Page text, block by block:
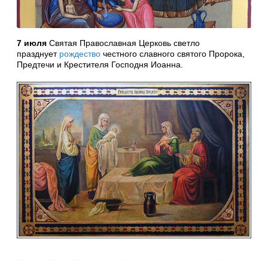
7 июля Святая Православная Церковь светло
празднует рождество честного славного святого Пророка,
Предтечи и Крестителя Господня Иоанна.